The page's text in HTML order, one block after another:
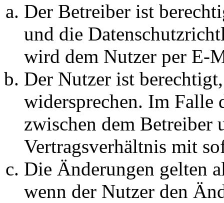
Der Betreiber ist
und die
wird dem Nutzer per E-
Der Nutzer ist
widersprechen. Im Falle
zwischen dem Betreiber
Vertragsverhältnis mit
Die Änderungen gelten
wenn der Nutzer den